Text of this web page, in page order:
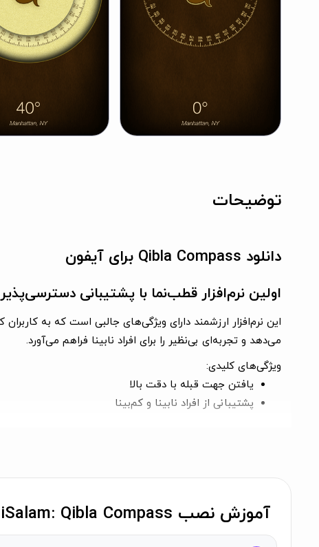
توضیحات
دانلود Qibla Compass برای آیفون
اولین نرم‌افزار قطب‌نما با پشتیبانی دسترسی‌پذیری
این نرم‌افزار ارزشمند دارای ویژگی‌های جالبی است که به
می‌دهد و تجربه‌ای بی‌نظیر را برای افراد نابینا فراهم می‌آورد.
ویژگی‌های کلیدی:
یافتن جهت قبله با دقت بالا
پشتیبانی از افراد نابینا و کم‌بینا
آموزش نصب iSalam: Qibla Compass روی آیفون